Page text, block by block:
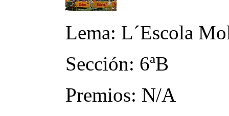
Lema: L´Escola
Sección: 6ªB
Premios: N/A